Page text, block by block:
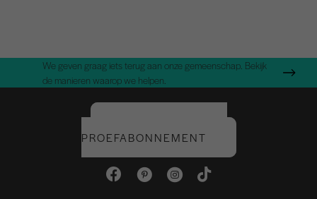
We geven graag iets terug aan onze gemeenschap. Bekijk
de manieren waarop we helpen.
PROEFABONNEMENT